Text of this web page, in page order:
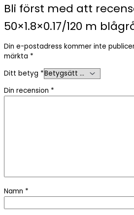
Bli först med att
50×1.8×0.17/120 m
Din e-postadress kommer inte
märkta *
Ditt betyg *
Din recension *
Namn *